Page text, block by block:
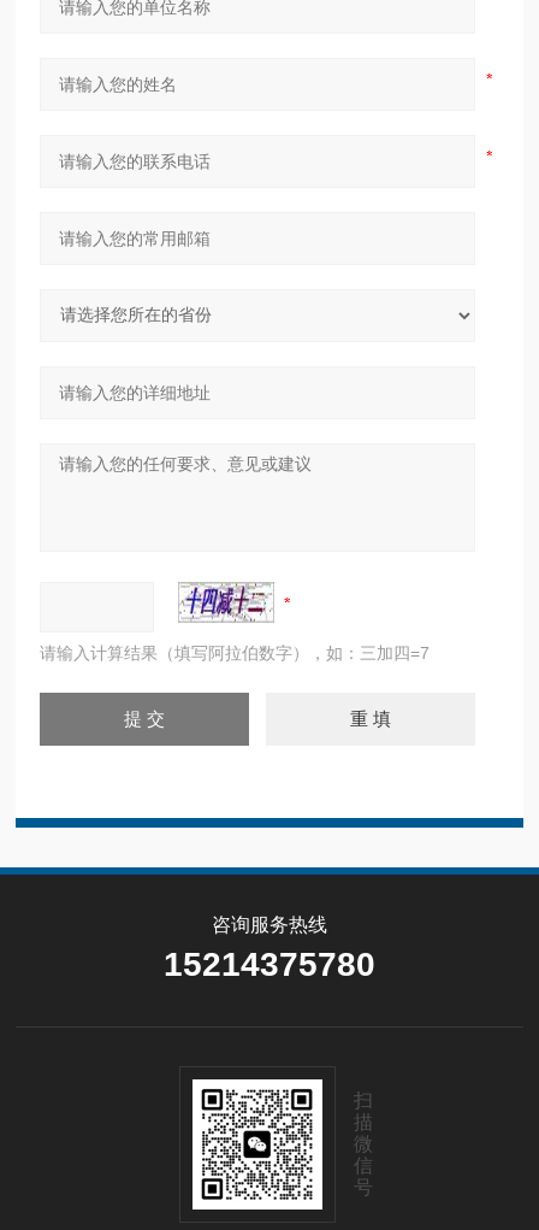
请输入计算结果（填写阿拉伯数字），如：三加四=7
咨询服务热线
15214375780
扫
描
微
信
号